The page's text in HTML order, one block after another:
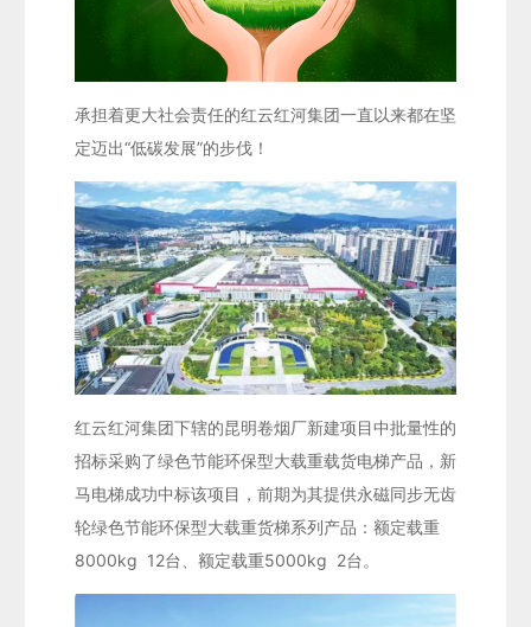
承担着更大社会责任的红云红河集团一直以来都在坚
定迈出“低碳发展”的步伐！
红云红河集团下辖的昆明卷烟厂新建项目中批量性的
招标采购了绿色节能环保型大载重载货电梯产品，新
马电梯成功中标该项目，前期为其提供永磁同步无齿
轮绿色节能环保型大载重货梯系列产品：额定载重
8000kg 12台、额定载重5000kg 2台。